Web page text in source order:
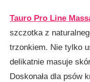
Tauro Pro Line
szczotka z
trzonkiem. Nie tylko
delikatnie masuje
Doskonała dla psów